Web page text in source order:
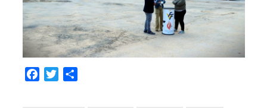
Facebook
Twitter